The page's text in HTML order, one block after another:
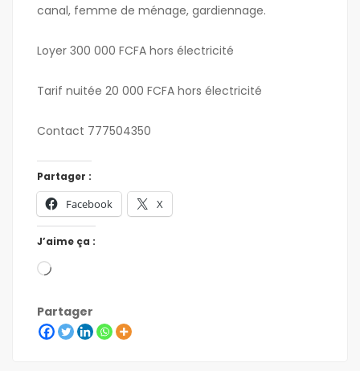
canal, femme de ménage, gardiennage.
Loyer 300 000 FCFA hors électricité
Tarif nuitée 20 000 FCFA hors électricité
Contact 777504350
Partager :
Facebook X
J’aime ça :
Partager